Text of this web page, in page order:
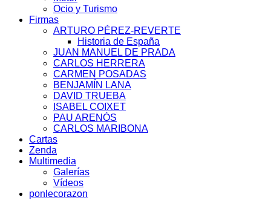
Ocio y Turismo
Firmas
ARTURO PÉREZ-REVERTE
Historia de España
JUAN MANUEL DE PRADA
CARLOS HERRERA
CARMEN POSADAS
BENJAMÍN LANA
DAVID TRUEBA
ISABEL COIXET
PAU ARENÓS
CARLOS MARIBONA
Cartas
Zenda
Multimedia
Galerías
Vídeos
ponlecorazon